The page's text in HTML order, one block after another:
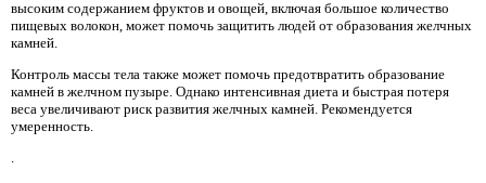
высоким содержанием фруктов и овощей, включая большое количество
пищевых волокон, может помочь защитить людей от образования желчных
камней.
Контроль массы тела также может помочь предотвратить образование
камней в желчном пузыре. Однако интенсивная диета и быстрая потеря
веса увеличивают риск развития желчных камней. Рекомендуется
умеренность.
.